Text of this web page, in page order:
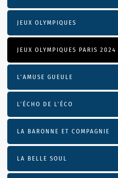
JEUX OLYMPIQUES
JEUX OLYMPIQUES PARIS 2024
L'AMUSE GUEULE
L’ÉCHO DE L’ÉCO
LA BARONNE ET COMPAGNIE
LA BELLE SOUL